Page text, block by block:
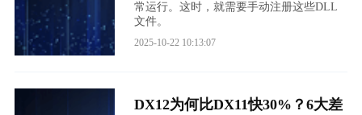
常运行。这时，就需要手动注册这些DLL
文件。
2025-10-22 10:13:07
DX12为何比DX11快30%？6大差